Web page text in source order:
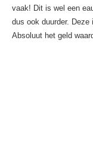
vaak! Dit is wel een
dus ook duurder. Deze
Absoluut het geld